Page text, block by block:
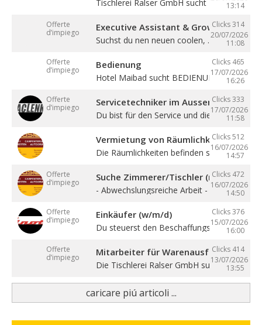
13:14
Tischlerei Ralser GmbH sucht Mitarbeiter
Offerte
d’impiego
Clicks 314
20/07/2026
11:08
Executive Assistant & Growth Partner
Suchst du nen neuen coolen, ...
Offerte
d’impiego
Clicks 465
17/07/2026
16:26
Bedienung
Hotel Maibad sucht BEDIENUNG für ...
Offerte
d’impiego
Clicks 333
17/07/2026
11:58
Servicetechniker im Aussendienst (w/
Du bist für den Service und die ...
Clicks 512
16/07/2026
14:57
Vermietung von Räumlichkeiten,
Die Räumlichkeiten befinden sich zentral in
Offerte
d’impiego
Clicks 472
16/07/2026
14:50
Suche Zimmerer/Tischler (m/w/d),
- Abwechslungsreiche Arbeit - Sehr gute ...
Offerte
d’impiego
Clicks 376
15/07/2026
16:00
Einkäufer (w/m/d)
Du steuerst den Beschaffungsprozess von
Offerte
d’impiego
Clicks 414
13/07/2026
13:55
Mitarbeiter für Warenausfuhr (m/w/d)
Die Tischlerei Ralser GmbH sucht ...
caricare piú articoli ...